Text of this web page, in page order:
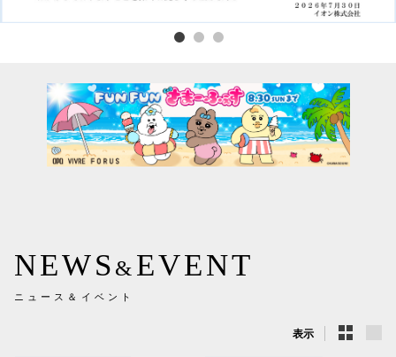
NEWS & EVENT
ニュース＆イベント
表示
ソーシャル